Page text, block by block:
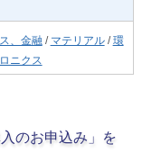
、金融 / マテリアル/環
ニクス
のお申込み」を